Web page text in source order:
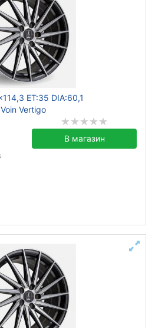
ET:35 DIA:60,1
Voin Vertigo
В магазин